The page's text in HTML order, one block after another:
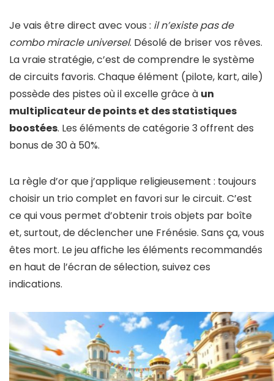
Je vais être direct avec vous : il n’existe pas de
combo miracle universel. Désolé de briser vos rêves.
La vraie stratégie, c’est de comprendre le système
de circuits favoris. Chaque élément (pilote, kart, aile)
possède des pistes où il excelle grâce à un
multiplicateur de points et des statistiques
boostées. Les éléments de catégorie 3 offrent des
bonus de 30 à 50%.
La règle d’or que j’applique religieusement : toujours
choisir un trio complet en favori sur le circuit. C’est
ce qui vous permet d’obtenir trois objets par boîte
et, surtout, de déclencher une Frénésie. Sans ça, vous
êtes mort. Le jeu affiche les éléments recommandés
en haut de l’écran de sélection, suivez ces
indications.